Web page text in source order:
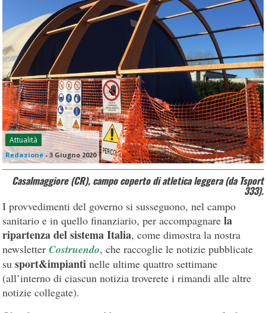
Attualità
Redazione-3 Giugno 2020
Casalmaggiore (CR), campo coperto di atletica leggera (da Tsport
333).
I provvedimenti del governo si susseguono, nel campo
sanitario e in quello finanziario, per accompagnarela
ripartenza del sistema Italia, come dimostra la nostra
newsletterCostruendo, che raccoglie le notizie pubblicate
susport&impianti nelle ultime quattro settimane
(all’interno di ciascun notizia troverete i rimandi alle altre
notizie collegate).